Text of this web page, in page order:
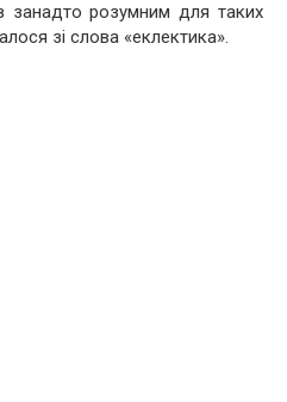
занадто розумним для таких
зі слова «еклектика».